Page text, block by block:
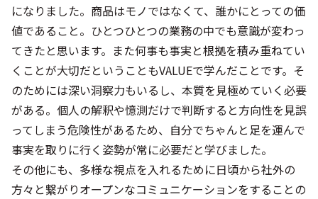
になりました。商品はモノではなくて、誰かにとっての価
値であること。ひとつひとつの業務の中でも意識が変わっ
てきたと思います。また何事も事実と根拠を積み重ねてい
くことが大切だということもVALUEで学んだことです。そ
のためには深い洞察力もいるし、本質を見極めていく必要
がある。個人の解釈や憶測だけで判断すると方向性を見誤
ってしまう危険性があるため、自分でちゃんと足を運んで
事実を取りに行く姿勢が常に必要だと学びました。
その他にも、多様な視点を入れるために日頃から社外の
方々と繋がりオープンなコミュニケーションをすることの